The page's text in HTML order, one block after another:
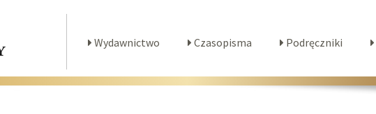
Wydawnictwo Czasopisma Podręczniki